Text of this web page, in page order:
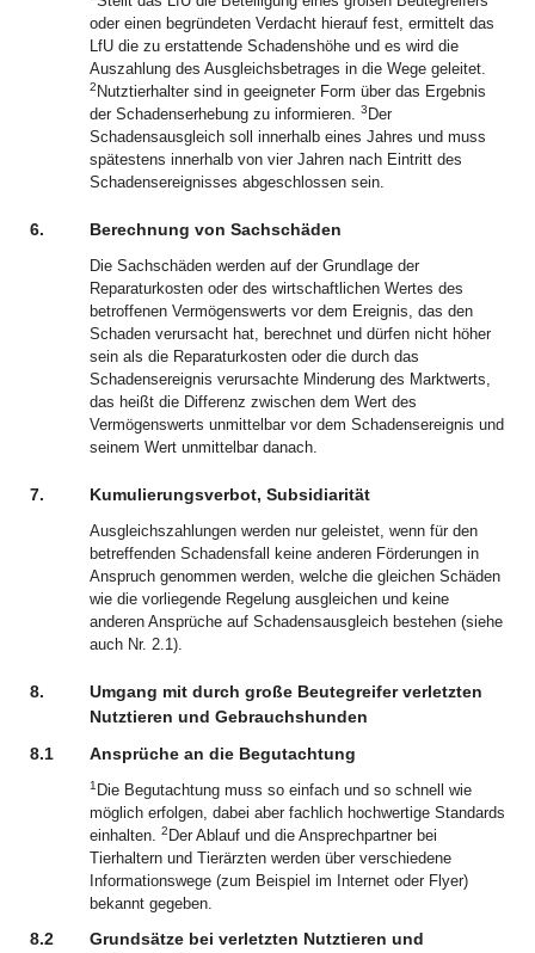
oder einen begründeten Verdacht hierauf fest, ermittelt das
LfU die zu erstattende Schadenshöhe und es wird die
Auszahlung des Ausgleichsbetrages in die Wege geleitet.
2 Nutztierhalter sind in geeigneter Form über das Ergebnis
der Schadenserhebung zu informieren. 3 Der
Schadensausgleich soll innerhalb eines Jahres und muss
spätestens innerhalb von vier Jahren nach Eintritt des
Schadensereignisses abgeschlossen sein.
6. Berechnung von Sachschäden
Die Sachschäden werden auf der Grundlage der
Reparaturkosten oder des wirtschaftlichen Wertes des
betroffenen Vermögenswerts vor dem Ereignis, das den
Schaden verursacht hat, berechnet und dürfen nicht höher
sein als die Reparaturkosten oder die durch das
Schadensereignis verursachte Minderung des Marktwerts,
das heißt die Differenz zwischen dem Wert des
Vermögenswerts unmittelbar vor dem Schadensereignis und
seinem Wert unmittelbar danach.
7. Kumulierungsverbot, Subsidiarität
Ausgleichszahlungen werden nur geleistet, wenn für den
betreffenden Schadensfall keine anderen Förderungen in
Anspruch genommen werden, welche die gleichen Schäden
wie die vorliegende Regelung ausgleichen und keine
anderen Ansprüche auf Schadensausgleich bestehen (siehe
auch Nr. 2.1).
8.
Umgang mit durch große Beutegreifer verletzten
Nutztieren und Gebrauchshunden
8.1
Ansprüche an die Begutachtung
1 Die Begutachtung muss so einfach und so schnell wie
möglich erfolgen, dabei aber fachlich hochwertige Standards
einhalten. 2 Der Ablauf und die Ansprechpartner bei
Tierhaltern und Tierärzten werden über verschiedene
Informationswege (zum Beispiel im Internet oder Flyer)
bekannt gegeben.
8.2
Grundsätze bei verletzten Nutztieren und